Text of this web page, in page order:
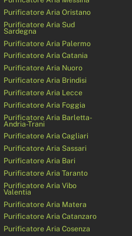
Purificatore Aria Oristano
Purificatore Aria Sud
Sardegna
Purificatore Aria Palermo
Purificatore Aria Catania
Purificatore Aria Nuoro
Purificatore Aria Brindisi
Purificatore Aria Lecce
Purificatore Aria Foggia
Purificatore Aria Barletta-
Andria-Trani
Purificatore Aria Cagliari
Purificatore Aria Sassari
Purificatore Aria Bari
Purificatore Aria Taranto
Purificatore Aria Vibo
Valentia
Purificatore Aria Matera
Purificatore Aria Catanzaro
Purificatore Aria Cosenza